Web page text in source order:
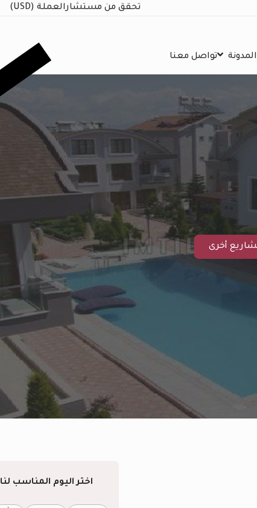
تحقق من مستشارالعملة (USD)
المدونة تواصل معنا
أخرى
اختر اليوم المناسب لنا